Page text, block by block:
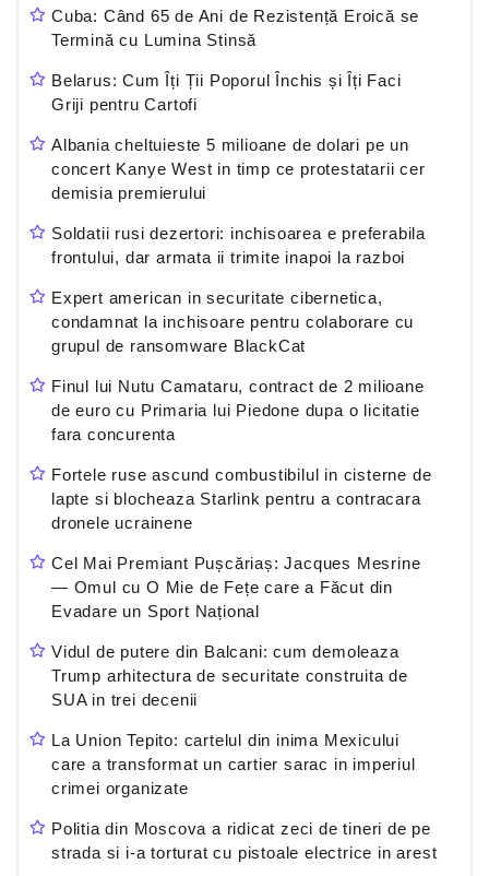
Cuba: Când 65 de Ani de Rezistență Eroică se
Termină cu Lumina Stinsă
Belarus: Cum Îți Ții Poporul Închis și Îți Faci
Griji pentru Cartofi
Albania cheltuieste 5 milioane de dolari pe un
concert Kanye West in timp ce protestatarii cer
demisia premierului
Soldatii rusi dezertori: inchisoarea e preferabila
frontului, dar armata ii trimite inapoi la razboi
Expert american in securitate cibernetica,
condamnat la inchisoare pentru colaborare cu
grupul de ransomware BlackCat
Finul lui Nutu Camataru, contract de 2 milioane
de euro cu Primaria lui Piedone dupa o licitatie
fara concurenta
Fortele ruse ascund combustibilul in cisterne de
lapte si blocheaza Starlink pentru a contracara
dronele ucrainene
Cel Mai Premiant Pușcăriaș: Jacques Mesrine
— Omul cu O Mie de Fețe care a Făcut din
Evadare un Sport Național
Vidul de putere din Balcani: cum demoleaza
Trump arhitectura de securitate construita de
SUA in trei decenii
La Union Tepito: cartelul din inima Mexicului
care a transformat un cartier sarac in imperiul
crimei organizate
Politia din Moscova a ridicat zeci de tineri de pe
strada si i-a torturat cu pistoale electrice in arest